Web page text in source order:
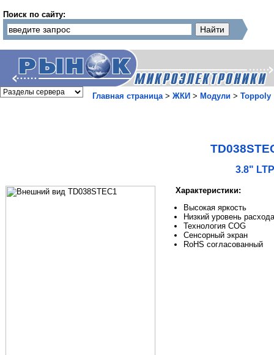
Поиск по сайту:
Главная страница> ЖКИ > Модули > Toppoly
3.8"
Характеристики:
Высокая яркость
Низкий уровень
Технология COG
Сенсорный экран
RoHS согласованный